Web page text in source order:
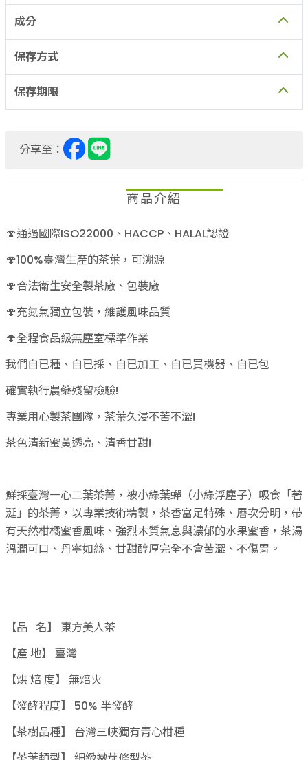
成分
保存方式
保存期限
分享至：
商品介紹
🍄通過國際ISO22000、HACCP、HALAL認證
🍄100%臺灣生產的茶葉，可溯源
🍄合法衛生安全製茶廠、包裝廠
🍄充氮氣獨立包裝，維護風味品質
🍄全程食品級無塵室標準作業
我們自已種、自已採、自已加工、自已買機器、自已包
確實執行農藥殘留檢驗!
專業用心製茶團隊，茶葉久浸不苦不澀!
茶色清新蜜黃透亮、清香甘甜!
鮮採臺灣一心二葉茶菁，被小綠葉蟬（小綠浮塵子）吸食「著
涎」的茶菁，以專業技術精製，茶香富足特殊、層次分明，帶
有天然柑橘蜜香風味、強烈木質氣息與濃郁的水果蜜香，茶湯
溫潤可口、丹寧如絲、甘甜醇厚完全不會苦澀、不傷胃。
【品 名】 東方美人茶
【產 地】 臺灣
【烘 焙 度】 無焙火
【發酵程度】 50% 半發酵
【茶樹品種】 台灣三峽獨有青心柑種